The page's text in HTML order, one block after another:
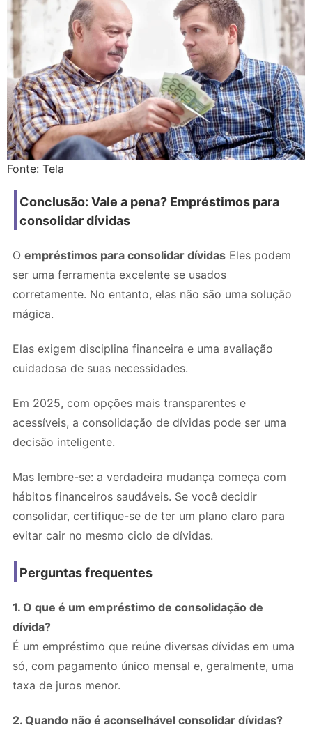
Fonte: Tela
Conclusão: Vale a pena? Empréstimos para
consolidar dívidas
O empréstimos para consolidar dívidas Eles podem
ser uma ferramenta excelente se usados
corretamente. No entanto, elas não são uma solução
mágica.
Elas exigem disciplina financeira e uma avaliação
cuidadosa de suas necessidades.
Em 2025, com opções mais transparentes e
acessíveis, a consolidação de dívidas pode ser uma
decisão inteligente.
Mas lembre-se: a verdadeira mudança começa com
hábitos financeiros saudáveis. Se você decidir
consolidar, certifique-se de ter um plano claro para
evitar cair no mesmo ciclo de dívidas.
Perguntas frequentes
1. O que é um empréstimo de consolidação de
dívida?
É um empréstimo que reúne diversas dívidas em uma
só, com pagamento único mensal e, geralmente, uma
taxa de juros menor.
2. Quando não é aconselhável consolidar dívidas?